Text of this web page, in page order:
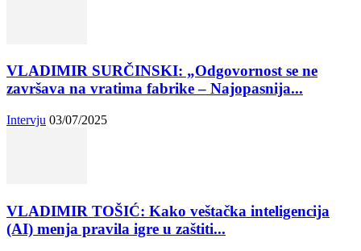
VLADIMIR SURČINSKI: „Odgovornost se ne
završava na vratima fabrike – Najopasnija...
Intervju 03/07/2025
VLADIMIR TOŠIĆ: Kako veštačka inteligencija
(AI) menja pravila igre u zaštiti...